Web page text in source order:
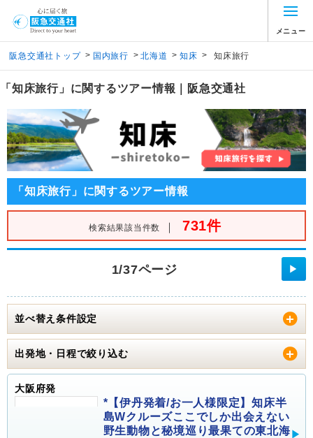
メニュー
阪急交通社トップ > 国内旅行 > 北海道 > 知床 > 知床旅行
「知床旅行」に関するツアー情報｜阪急交通社
「知床旅行」に関するツアー情報
検索結果該当件数 ｜ 731件
1/37ページ ▶
並べ替え条件設定
出発地・日程で絞り込む
大阪府発
*【伊丹発着/お一人様限定】知床半
島Wクルーズここでしか出会えない
野生動物と秘境巡り最果ての東北海